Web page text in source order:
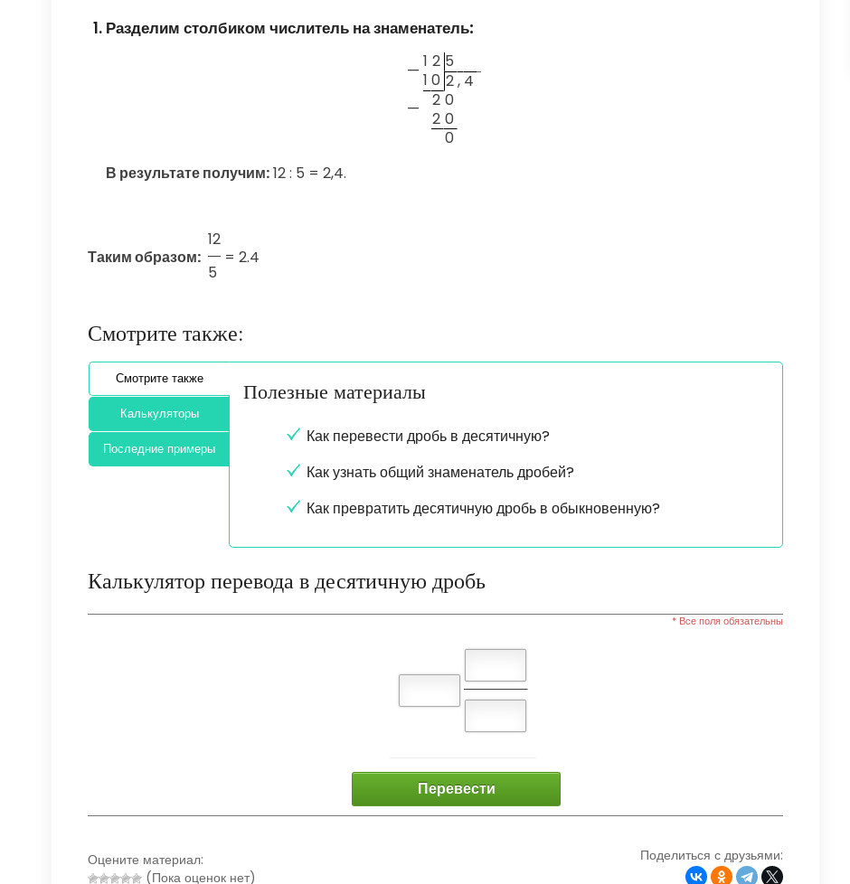
Разделим столбиком числитель на знаменатель:
— 1 2 5
1 0 2, 4
—
2 0
2 0
0
В результате получим:12 : 5 = 2,4.
Таким образом:
12
5
= 2.4
Смотрите также:
Смотрите также
Калькуляторы
Последние примеры
Полезные материалы
Как перевести дробь в десятичную?
Как узнать общий знаменатель дробей?
Как превратить десятичную дробь в обыкновенную?
Калькулятор перевода в десятичную дробь
* Все поля обязательны
Перевести
Оцените материал:
(Пока оценок нет)
Поделиться с друзьями: